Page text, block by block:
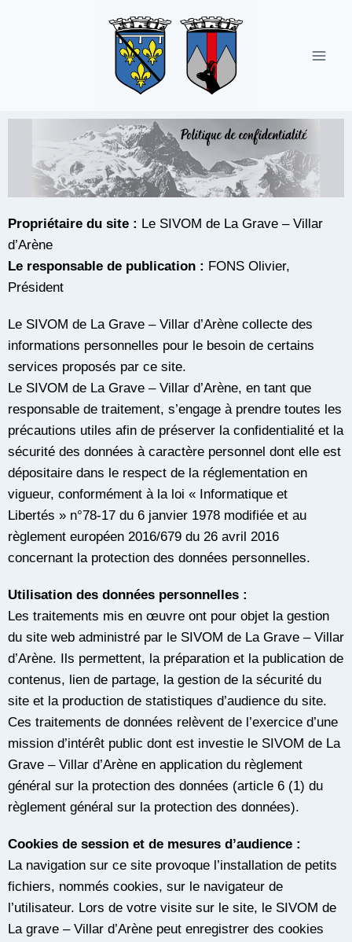
Propriétaire du site : Le SIVOM de La Grave – Villar
d’Arène
Le responsable de publication : FONS Olivier,
Président
Le SIVOM de La Grave – Villar d’Arène collecte des
informations personnelles pour le besoin de certains
services proposés par ce site.
Le SIVOM de La Grave – Villar d’Arène, en tant que
responsable de traitement, s’engage à prendre toutes les
précautions utiles afin de préserver la confidentialité et la
sécurité des données à caractère personnel dont elle est
dépositaire dans le respect de la réglementation en
vigueur, conformément à la loi « Informatique et
Libertés » n°78-17 du 6 janvier 1978 modifiée et au
règlement européen 2016/679 du 26 avril 2016
concernant la protection des données personnelles.
Utilisation des données personnelles :
Les traitements mis en œuvre ont pour objet la gestion
du site web administré par le SIVOM de La Grave – Villar
d’Arène. Ils permettent, la préparation et la publication de
contenus, lien de partage, la gestion de la sécurité du
site et la production de statistiques d’audience du site.
Ces traitements de données relèvent de l’exercice d’une
mission d’intérêt public dont est investie le SIVOM de La
Grave – Villar d’Arène en application du règlement
général sur la protection des données (article 6 (1) du
règlement général sur la protection des données).
Cookies de session et de mesures d’audience :
La navigation sur ce site provoque l’installation de petits
fichiers, nommés cookies, sur le navigateur de
l’utilisateur. Lors de votre visite sur le site, le SIVOM de
La grave – Villar d’Arène peut enregistrer des cookies